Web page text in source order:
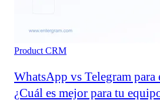
Product CRM
WhatsApp vs Telegram
¿Cuál es mejor para tu